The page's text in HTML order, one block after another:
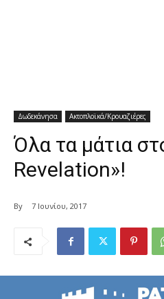
Δωδεκάνησα Ακτοπλοϊκά/Κρουαζιέρες
Όλα τα μάτια
Revelation»!
By 7 Ιουνίου, 2017